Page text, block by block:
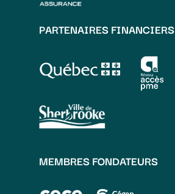
PARTENAIRES FINANCIERS
MEMBRES FONDATEURS